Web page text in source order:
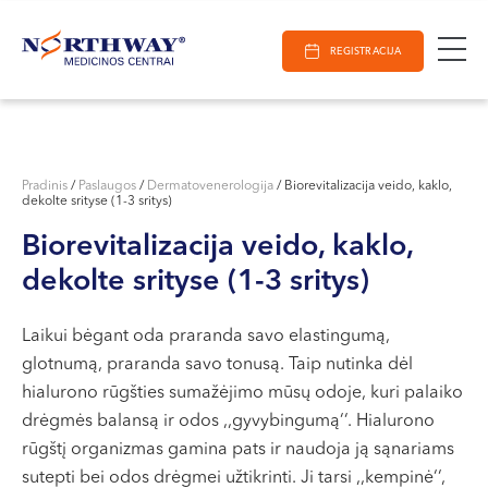
Darbo laikas
Darbo laikas:
I-V 07:30 - 20:30
VI 09:00 - 15:00
Kaunas
Miško g. 25A
Darbo laikas:
I-V 08:00 - 20:00
VI 09:00 - 15:00
Paieška REGISTRACIJA
E-Registracija
Pradinis / Paslaugos / Dermatovenerologija / Biorevitalizacija veido, kaklo,
dekolte srityse (1-3 sritys)
Biorevitalizacija veido, kaklo,
dekolte srityse (1-3 sritys)
Laikui bėgant oda praranda savo elastingumą,
glotnumą, praranda savo tonusą. Taip nutinka dėl
hialurono rūgšties sumažėjimo mūsų odoje, kuri palaiko
drėgmės balansą ir odos ,,gyvybingumą‘‘. Hialurono
rūgštį organizmas gamina pats ir naudoja ją sąnariams
sutepti bei odos drėgmei užtikrinti. Ji tarsi ,,kempinė‘‘,